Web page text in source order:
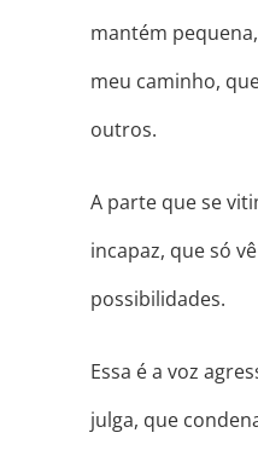
mantém
meu caminho,
outros.
A parte que se
incapaz, que só
possibilidades.
Essa é a voz
julga, que